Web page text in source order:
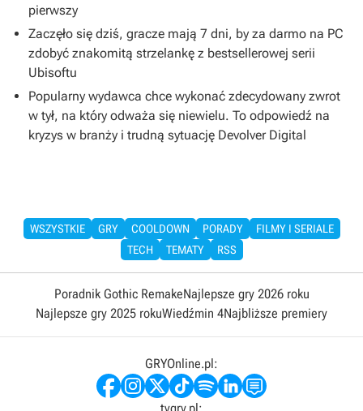
pierwszy
Zaczęło się dziś, gracze mają 7 dni, by za darmo na PC
zdobyć znakomitą strzelankę z bestsellerowej serii
Ubisoftu
Popularny wydawca chce wykonać zdecydowany zwrot
w tył, na który odważa się niewielu. To odpowiedź na
kryzys w branży i trudną sytuację Devolver Digital
WSZYSTKIE GRY COOLDOWN PORADY
FILMY I SERIALE
TECH
TEMATY RSS
Poradnik Gothic RemakeNajlepsze gry 2026 roku
Najlepsze gry 2025 rokuWiedźmin 4Najbliższe premiery
GRYOnline.pl:
tvgry.pl: